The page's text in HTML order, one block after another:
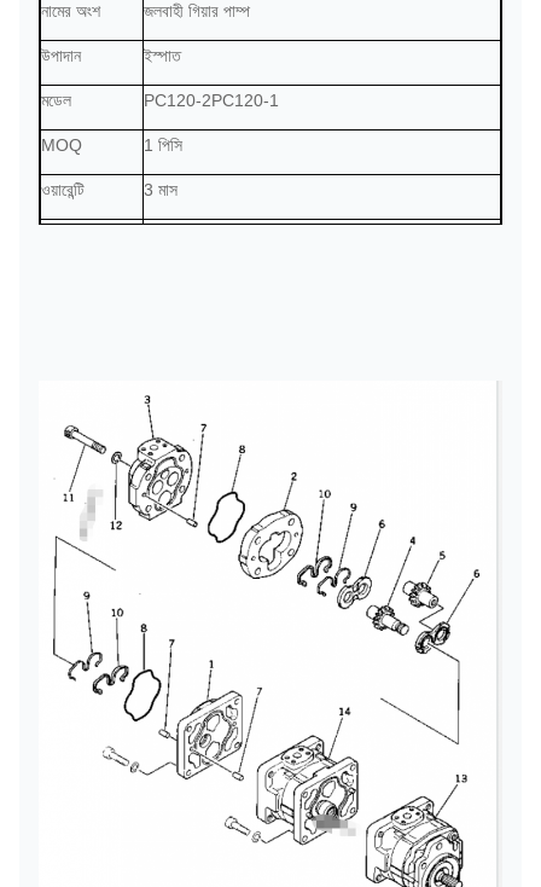
নামের অংশ জলবাহী গিয়ার পাম্প
উপাদান ইস্পাত
মডেল PC120-2PC120-1
MOQ 1 পিসি
ওয়ারেন্টি 3 মাস